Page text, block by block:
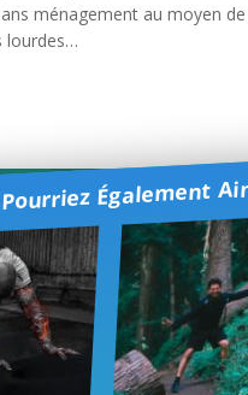
ménagement au moyen de
lourdes…
Également